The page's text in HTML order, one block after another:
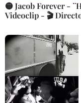
🟡 Jacob Forever -
Videoclip - 🎬